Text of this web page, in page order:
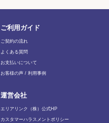
ご利用ガイド
ご契約の流れ
よくある質問
お支払いについて
お客様の声 / 利用事例
運営会社
エリアリンク（株）公式HP
カスタマーハラスメントポリシー